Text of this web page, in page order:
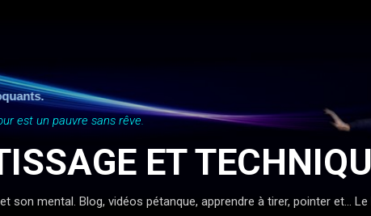
est un pauvre sans rêve.
ET
mental. Blog, vidéos pétanque, apprendre à tirer, pointer et... Le